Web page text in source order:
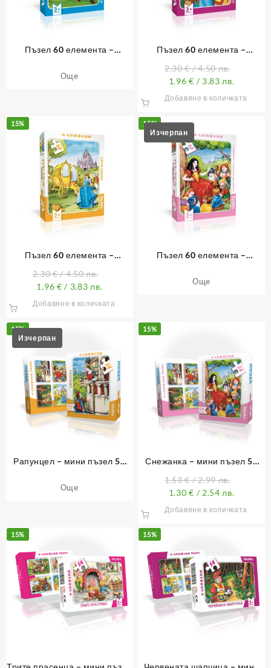
Пъзел 60 елемента –
Още
Пъзел 60 елемента –
2.30€/ 4.50 лв.
1.96€ / 3.83 лв.
Добавяне в количката
15%
Пъзел 60 елемента –
2.30€/ 4.50 лв.
1.96 € / 3.83 лв.
Добавяне в количката
15%
Пъзел 60 елемента –
Още
15%
Рапунцел – мини пъзел 54
Още
15%
Снежанка – мини пъзел 54
1.53€/ 2.99 лв.
1.30€ / 2.54 лв.
Добавяне в количката
15% 15%